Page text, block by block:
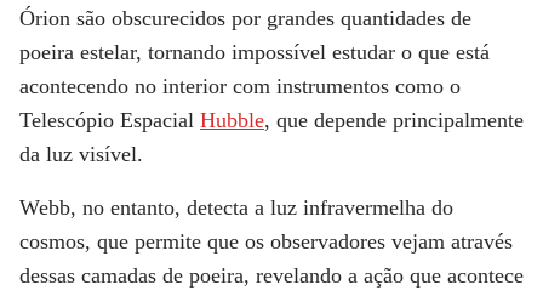
Órion são obscurecidos por grandes quantidades de
poeira estelar, tornando impossível estudar o que está
acontecendo no interior com instrumentos como o
Telescópio Espacial Hubble, que depende principalmente
da luz visível.
Webb, no entanto, detecta a luz infravermelha do
cosmos, que permite que os observadores vejam através
dessas camadas de poeira, revelando a ação que acontece